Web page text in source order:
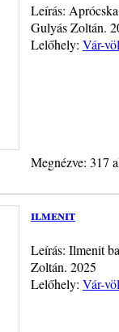
Leírás:
Gulyás Zoltán.
Lelőhely: Vár-
Megnézve: 317
ilmenit
Leírás: Ilmenit
Zoltán. 2025
Lelőhely: Vár-